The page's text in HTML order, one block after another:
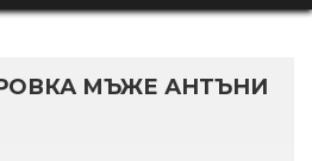
МЪЖЕ АНТЪНИ